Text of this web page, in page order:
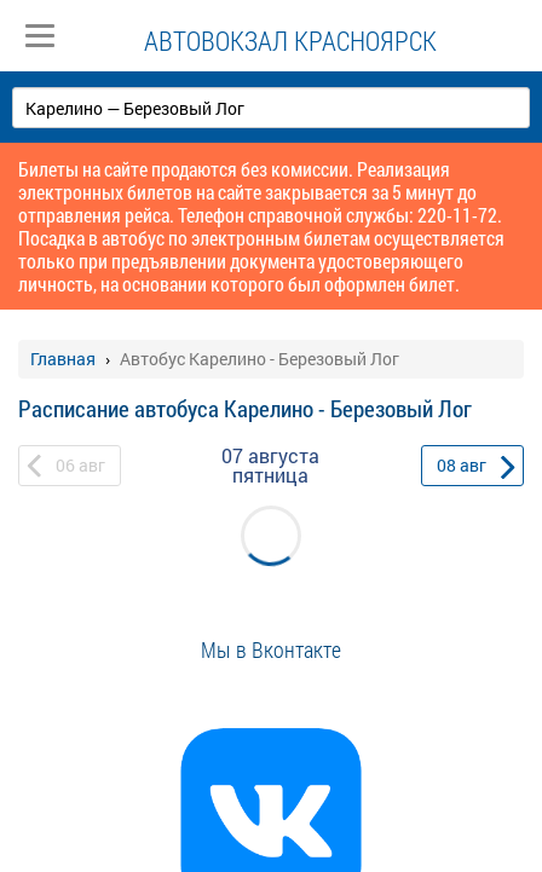
АВТОВОКЗАЛ КРАСНОЯРСК
Билеты на сайте продаются без комиссии. Реализация
электронных билетов на сайте закрывается за 5 минут до
отправления рейса. Телефон справочной службы: 220-11-72.
Посадка в автобус по электронным билетам осуществляется
только при предъявлении документа удостоверяющего
личность, на основании которого был оформлен билет.
Главная Автобус Карелино - Березовый Лог
Расписание автобуса Карелино - Березовый Лог
06 авг 07 августа
пятница 08 авг
Мы в Вконтакте